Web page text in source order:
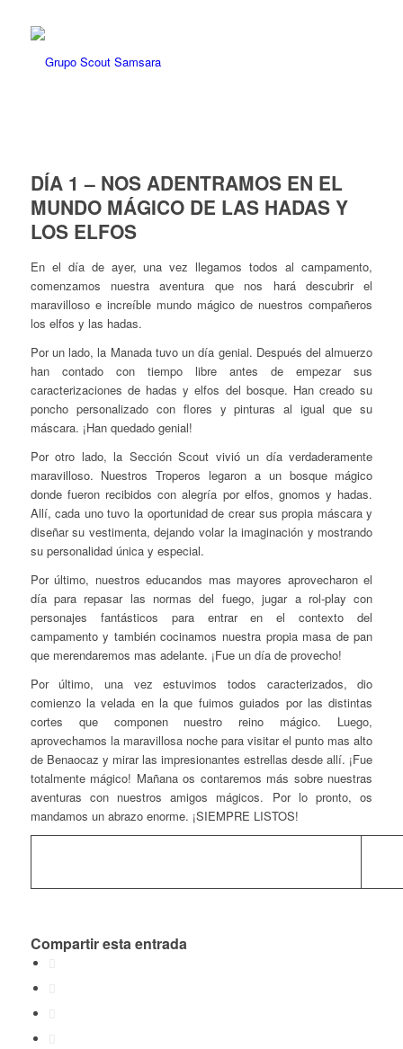
DÍA 1 – NOS ADENTRAMOS EN EL
MUNDO MÁGICO DE LAS HADAS Y
LOS ELFOS
En el día de ayer, una vez llegamos todos al campamento,
comenzamos nuestra aventura que nos hará descubrir el
maravilloso e increíble mundo mágico de nuestros compañeros
los elfos y las hadas.
Por un lado, la Manada tuvo un día genial. Después del almuerzo
han contado con tiempo libre antes de empezar sus
caracterizaciones de hadas y elfos del bosque. Han creado su
poncho personalizado con flores y pinturas al igual que su
máscara. ¡Han quedado genial!
Por otro lado, la Sección Scout vivió un día verdaderamente
maravilloso. Nuestros Troperos legaron a un bosque mágico
donde fueron recibidos con alegría por elfos, gnomos y hadas.
Allí, cada uno tuvo la oportunidad de crear sus propia máscara y
diseñar su vestimenta, dejando volar la imaginación y mostrando
su personalidad única y especial.
Por último, nuestros educandos mas mayores aprovecharon el
día para repasar las normas del fuego, jugar a rol-play con
personajes fantásticos para entrar en el contexto del
campamento y también cocinamos nuestra propia masa de pan
que merendaremos mas adelante. ¡Fue un día de provecho!
Por último, una vez estuvimos todos caracterizados, dio
comienzo la velada en la que fuimos guiados por las distintas
cortes que componen nuestro reino mágico. Luego,
aprovechamos la maravillosa noche para visitar el punto mas alto
de Benaocaz y mirar las impresionantes estrellas desde allí. ¡Fue
totalmente mágico! Mañana os contaremos más sobre nuestras
aventuras con nuestros amigos mágicos. Por lo pronto, os
mandamos un abrazo enorme. ¡SIEMPRE LISTOS!
Compartir esta entrada